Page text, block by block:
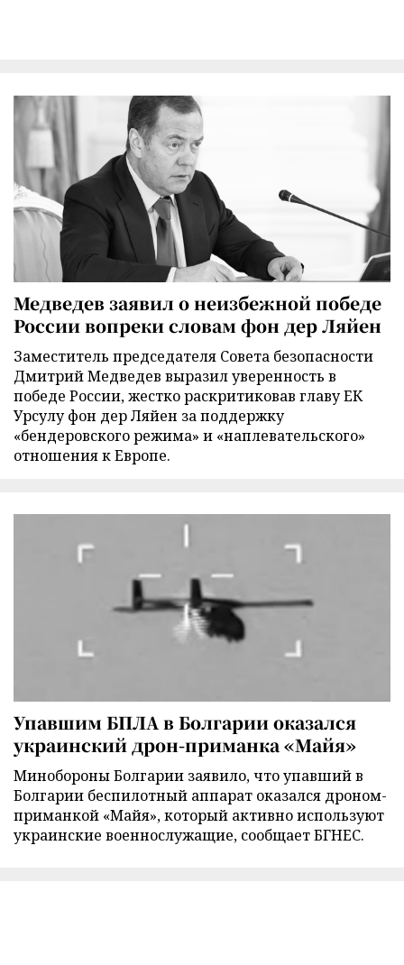
Медведев заявил о неизбежной победе
России вопреки словам фон дер Ляйен
Заместитель председателя Совета безопасности
Дмитрий Медведев выразил уверенность в
победе России, жестко раскритиковав главу ЕК
Урсулу фон дер Ляйен за поддержку
«бендеровского режима» и «наплевательского»
отношения к Европе.
Упавшим БПЛА в Болгарии оказался
украинский дрон-приманка «Майя»
Минобороны Болгарии заявило, что упавший в
Болгарии беспилотный аппарат оказался дроном-
приманкой «Майя», который активно используют
украинские военнослужащие, сообщает БГНЕС.